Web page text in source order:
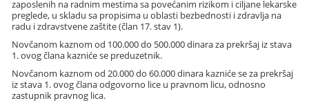
zaposlenih na radnim mestima sa povećanim rizikom i ciljane lekarske
preglede, u skladu sa propisima u oblasti bezbednosti i zdravlja na
radu i zdravstvene zaštite (član 17. stav 1).
Novčanom kaznom od 100.000 do 500.000 dinara za prekršaj iz stava
1. ovog člana kazniće se preduzetnik.
Novčanom kaznom od 20.000 do 60.000 dinara kazniće se za prekršaj
iz stava 1. ovog člana odgovorno lice u pravnom licu, odnosno
zastupnik pravnog lica.